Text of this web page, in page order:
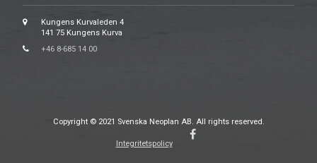
Kungens Kurvaleden 4
141 75 Kungens Kurva
+46 8-685 14 00
Copyright © 2021 Svenska Neoplan AB. All rights reserved.
Integritetspolicy